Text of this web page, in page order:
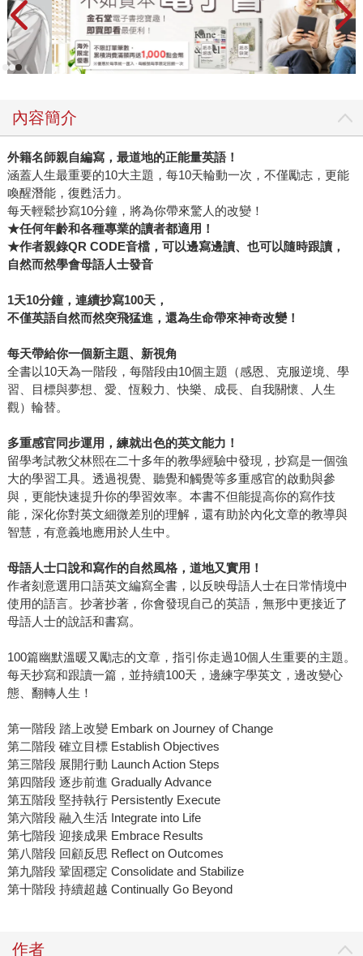
內容簡介
外籍名師親自編寫，最道地的正能量英語！
涵蓋人生最重要的10大主題，每10天輪動一次，不僅勵志，更能
喚醒潛能，復甦活力。
每天輕鬆抄寫10分鐘，將為你帶來驚人的改變！
★任何年齡和各種專業的讀者都適用！
★作者親錄QR CODE音檔，可以邊寫邊讀、也可以隨時跟讀，
自然而然學會母語人士發音
1天10分鐘，連續抄寫100天，
不僅英語自然而然突飛猛進，還為生命帶來神奇改變！
每天帶給你一個新主題、新視角
全書以10天為一階段，每階段由10個主題（感恩、克服逆境、學
習、目標與夢想、愛、恆毅力、快樂、成長、自我關懷、人生
觀）輪替。
多重感官同步運用，練就出色的英文能力！
留學考試教父林熙在二十多年的教學經驗中發現，抄寫是一個強
大的學習工具。透過視覺、聽覺和觸覺等多重感官的啟動與參
與，更能快速提升你的學習效率。本書不但能提高你的寫作技
能，深化你對英文細微差別的理解，還有助於內化文章的教導與
智慧，有意義地應用於人生中。
母語人士口說和寫作的自然風格，道地又實用！
作者刻意選用口語英文編寫全書，以反映母語人士在日常情境中
使用的語言。抄著抄著，你會發現自己的英語，無形中更接近了
母語人士的說話和書寫。
100篇幽默溫暖又勵志的文章，指引你走過10個人生重要的主題。
每天抄寫和跟讀一篇，並持續100天，邊練字學英文，邊改變心
態、翻轉人生！
第一階段 踏上改變 Embark on Journey of Change
第二階段 確立目標 Establish Objectives
第三階段 展開行動 Launch Action Steps
第四階段 逐步前進 Gradually Advance
第五階段 堅持執行 Persistently Execute
第六階段 融入生活 Integrate into Life
第七階段 迎接成果 Embrace Results
第八階段 回顧反思 Reflect on Outcomes
第九階段 鞏固穩定 Consolidate and Stabilize
第十階段 持續超越 Continually Go Beyond
作者